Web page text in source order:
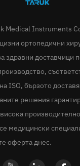
Medical Instruments
ортопедични
здравни доставчици
ISO, бързото
решения
медицински
оферта днес.